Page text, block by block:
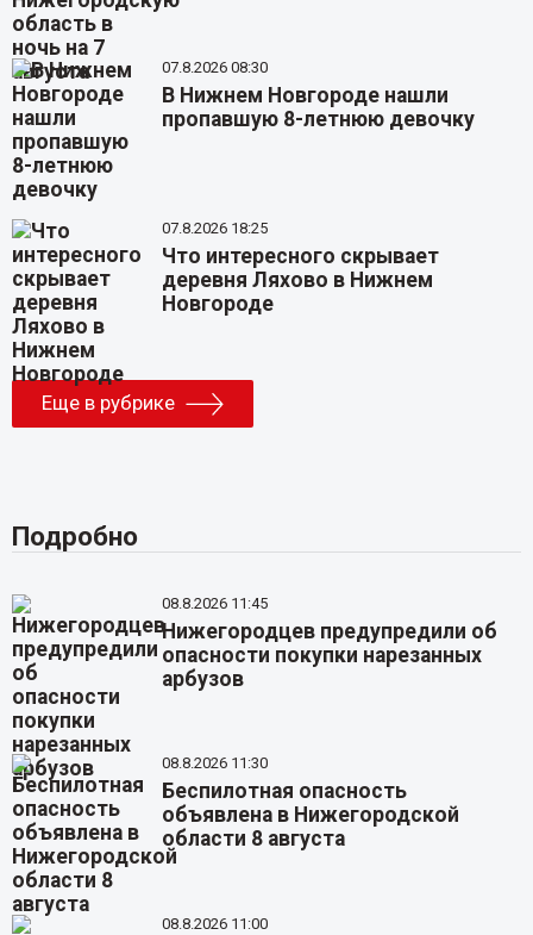
07.8.2026 08:30
В Нижнем Новгороде нашли
пропавшую 8-летнюю девочку
07.8.2026 18:25
Что интересного скрывает
деревня Ляхово в Нижнем
Новгороде
Еще в рубрике
Подробно
08.8.2026 11:45
Нижегородцев предупредили об
опасности покупки нарезанных
арбузов
08.8.2026 11:30
Беспилотная опасность
объявлена в Нижегородской
области 8 августа
08.8.2026 11:00